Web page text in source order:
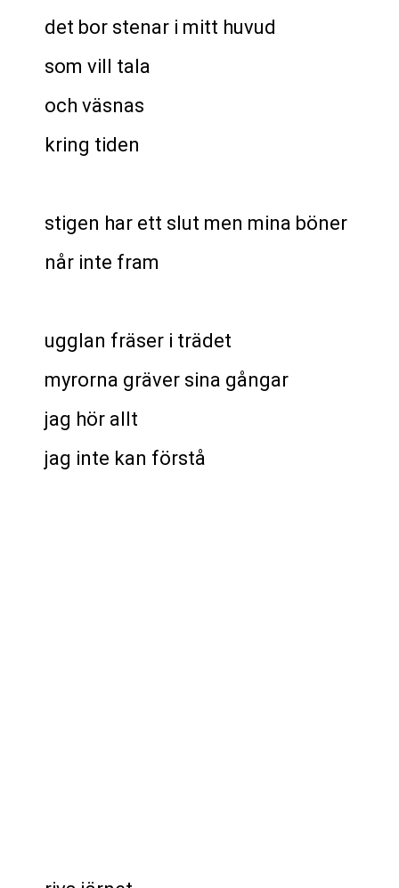
det bor stenar i mitt huvud
som vill tala
och väsnas
kring tiden
stigen har ett slut men mina böner
når inte fram
ugglan fräser i trädet
myrorna gräver sina gångar
jag hör allt
jag inte kan förstå